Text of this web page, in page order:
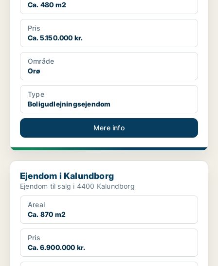
Ca. 480 m2
Pris
Ca. 5.150.000 kr.
Område
Orø
Type
Boligudlejningsejendom
Mere info
Ejendom i Kalundborg
Ejendom i Kalundborg
Ejendom til salg i 4400 Kalundborg
Areal
Ca. 870 m2
Pris
Ca. 6.900.000 kr.